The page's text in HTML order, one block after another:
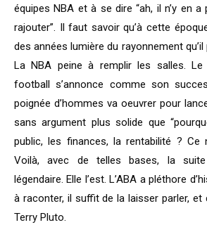
équipes NBA et à se dire “ah, il n’y en
rajouter”. Il faut savoir qu’à cette
des années lumière du rayonnement qu’il
La NBA peine à remplir les salles.
football s’annonce comme son
poignée d’hommes va oeuvrer pour
sans argument plus solide que
public, les finances, la rentabilité ? Ce
Voilà, avec de telles bases, la
légendaire. Elle l’est. L’ABA a pléthore
à raconter, il suffit de la laisser parler, et
Terry Pluto.